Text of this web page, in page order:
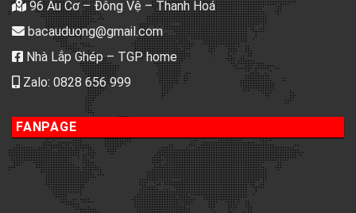
96 Âu Cơ – Đông Vệ – Thanh Hoá
bacauduong@gmail.com
Nhà Lắp Ghép – TGP home
Zalo: 0828 656 999
FANPAGE